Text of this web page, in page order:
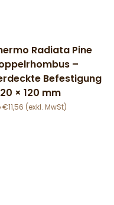
Radiata Pine
–
Befestigung
× 120 mm
€11,56